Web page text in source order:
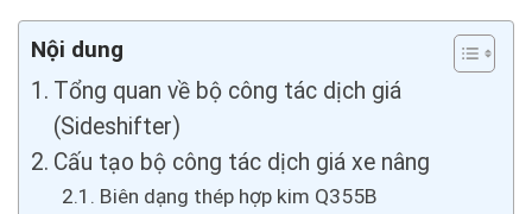
Nội dung
Tổng quan về bộ công tác dịch giá
(Sideshifter)
Cấu tạo bộ công tác dịch giá xe nâng
Biên dạng thép hợp kim Q355B